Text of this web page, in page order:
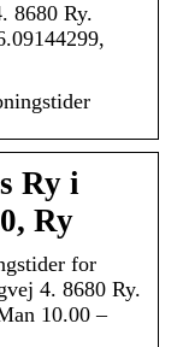
8680 Ry.
Ry i
Ry
for
4. 8680 Ry.
10.00 –